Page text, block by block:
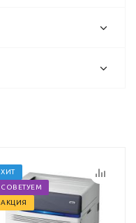
ХИТ
СОВЕТУЕМ
АКЦИЯ